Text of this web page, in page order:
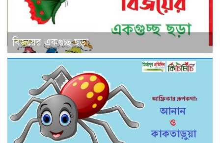
বিজয়ের একগুচ্ছ ছড়া